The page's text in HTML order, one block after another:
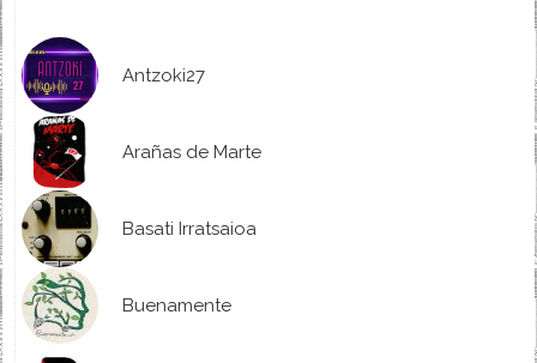
Antzoki27
Arañas de Marte
Basati Irratsaioa
Buenamente